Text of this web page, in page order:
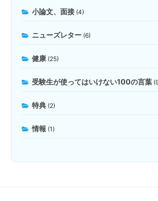
小論文、面接 (4)
ニューズレター (6)
健康 (25)
受験生が使ってはいけない100の言葉
特典 (2)
情報 (1)